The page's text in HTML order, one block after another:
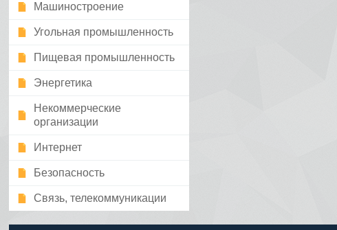
Машиностроение
Угольная промышленность
Пищевая промышленность
Энергетика
Некоммерческие
организации
Интернет
Безопасность
Связь, телекоммуникации